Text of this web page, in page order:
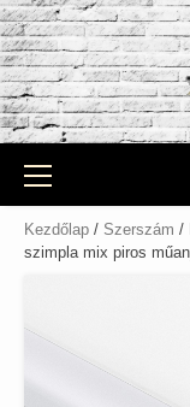
Skip
to
content
Primary
Menu
Kezdőlap / Szerszám /
szimpla mix piros